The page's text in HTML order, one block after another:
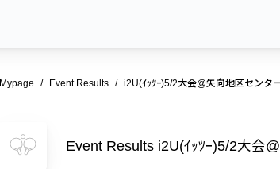
Mypage Event Results i2U(ｲｯﾂｰ)5/2大会@矢向地区センタ
Event Results i2U(ｲｯﾂｰ)5/2大会